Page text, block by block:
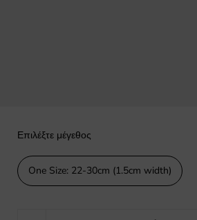
Επιλέξτε μέγεθος
One Size: 22-30cm (1.5cm width)